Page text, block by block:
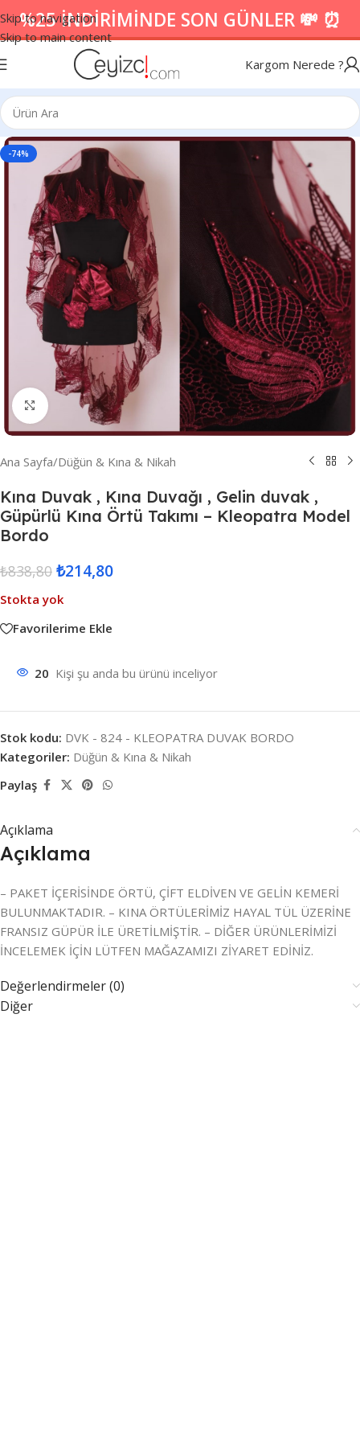
Skip to navigation
Skip to main content
%25 İNDİRİMİNDE SON GÜNLER 💸 ⏰
Kargom Nerede ?
-74%
Resmi Büyüt
Ana Sayfa/Düğün & Kına & Nikah
Kına Duvak , Kına Duvağı , Gelin duvak ,
Güpürlü Kına Örtü Takımı – Kleopatra Model
Bordo
₺838,80 ₺214,80
Stokta yok
Favorilerime Ekle
20 Kişi şu anda bu ürünü inceliyor
Stok kodu: DVK - 824 - KLEOPATRA DUVAK BORDO
Kategoriler: Düğün & Kına & Nikah
Paylaş
Açıklama
Açıklama
– PAKET İÇERİSİNDE ÖRTÜ, ÇİFT ELDİVEN VE GELİN KEMERİ
BULUNMAKTADIR. – KINA ÖRTÜLERİMİZ HAYAL TÜL ÜZERİNE
FRANSIZ GÜPÜR İLE ÜRETİLMİŞTİR. – DİĞER ÜRÜNLERİMİZİ
İNCELEMEK İÇİN LÜTFEN MAĞAZAMIZI ZİYARET EDİNİZ.
Değerlendirmeler (0)
Diğer